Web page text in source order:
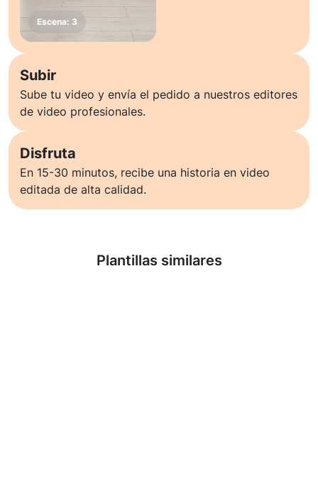
Subir
Sube tu video y envía el pedido a nuestros editores
de video profesionales.
Disfruta
En 15-30 minutos, recibe una historia en video
editada de alta calidad.
Plantillas similares
Saber más